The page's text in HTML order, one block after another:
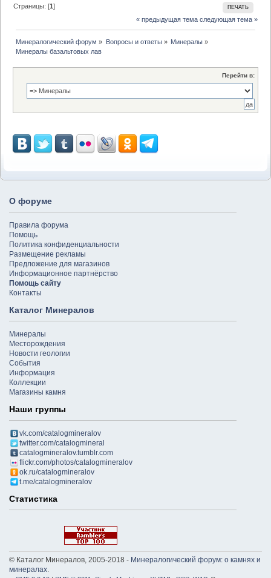
ПЕЧАТЬ
Страницы: [1]
« предыдущая тема следующая тема »
Минералогический форум » Вопросы и ответы» Минералы»
Минералы базальтовых лав
Перейти в:
О форуме
Правила форума
Помощь
Политика конфиденциальности
Размещение рекламы
Предложение для магазинов
Информационное партнёрство
Помощь сайту
Контакты
Каталог Минералов
Минералы
Месторождения
Новости геологии
События
Информация
Коллекции
Магазины камня
Наши группы
vk.com/catalogmineralov
twitter.com/catalogmineral
catalogmineralov.tumblr.com
flickr.com/photos/catalogmineralov
ok.ru/catalogmineralov
t.me/catalogmineralov
Статистика
© Каталог Минералов, 2005-2018 - Минералогический форум: о камнях и
минералах.